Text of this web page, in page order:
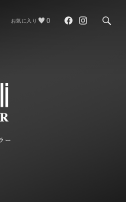
お気に入り 0
ー